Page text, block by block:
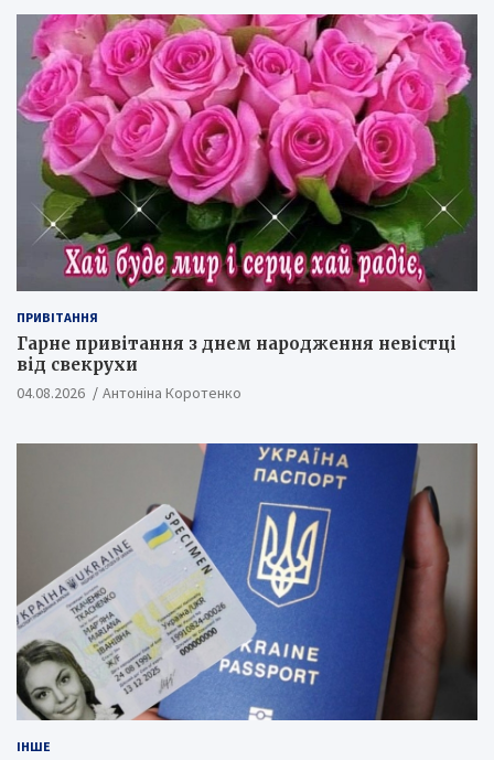
ПРИВІТАННЯ
Гарне привітання з днем народження невістці
від свекрухи
04.08.2026 Антоніна Коротенко
ІНШЕ